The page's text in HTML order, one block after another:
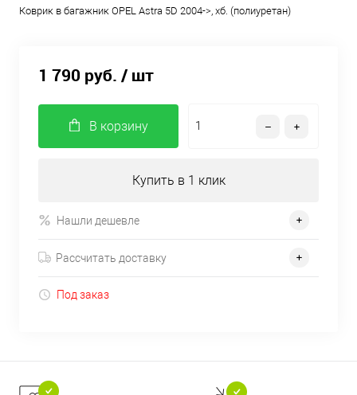
Коврик в багажник OPEL Astra 5D 2004->, хб. (полиуретан)
1 790 руб. / шт
В корзину
Купить в 1 клик
Нашли дешевле
Рассчитать доставку
Под заказ